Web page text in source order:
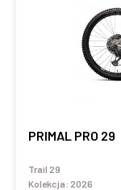
PRIMAL PRO 29
Trail 29
Kolekcja: 2026